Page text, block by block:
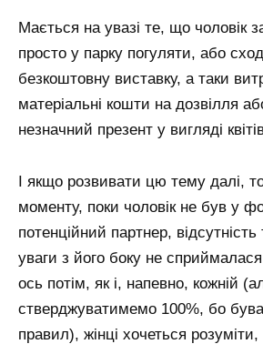
Мається на увазі те, що чоловік
просто у парку погуляти, або
безкоштовну виставку, а таки
матеріальні кошти на дозвілля
незначний презент у вигляді
І якщо розвивати цю тему далі,
моменту, поки чоловік не був у
потенційний партнер, відсутність
уваги з його боку не
ось потім, як і, напевно, кожній
стверджуватимемо 100%, бо
правил), жінці хочеться